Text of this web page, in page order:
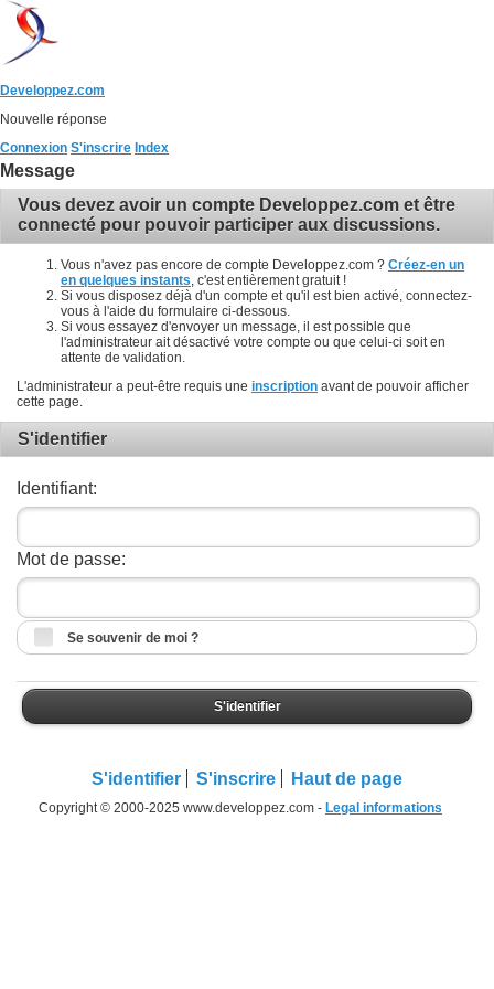
Developpez.com
Nouvelle réponse
Connexion S'inscrire Index
Message
Vous devez avoir un compte Developpez.com et être
connecté pour pouvoir participer aux discussions.
Vous n'avez pas encore de compte Developpez.com ? Créez-en un
en quelques instants , c'est entièrement gratuit !
Si vous disposez déjà d'un compte et qu'il est bien activé, connectez-
vous à l'aide du formulaire ci-dessous.
Si vous essayez d'envoyer un message, il est possible que
l'administrateur ait désactivé votre compte ou que celui-ci soit en
attente de validation.
L'administrateur a peut-être requis une inscription avant de pouvoir afficher
cette page.
S'identifier
Identifiant:
Mot de passe:
Se souvenir de moi ?
S'identifier
S'identifier S'inscrire Haut de page
Copyright © 2000-2025 www.developpez.com - Legal informations